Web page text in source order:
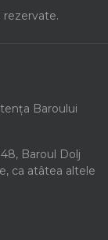
rezervate.
Baroului
Baroul Dolj
ca atâtea altele